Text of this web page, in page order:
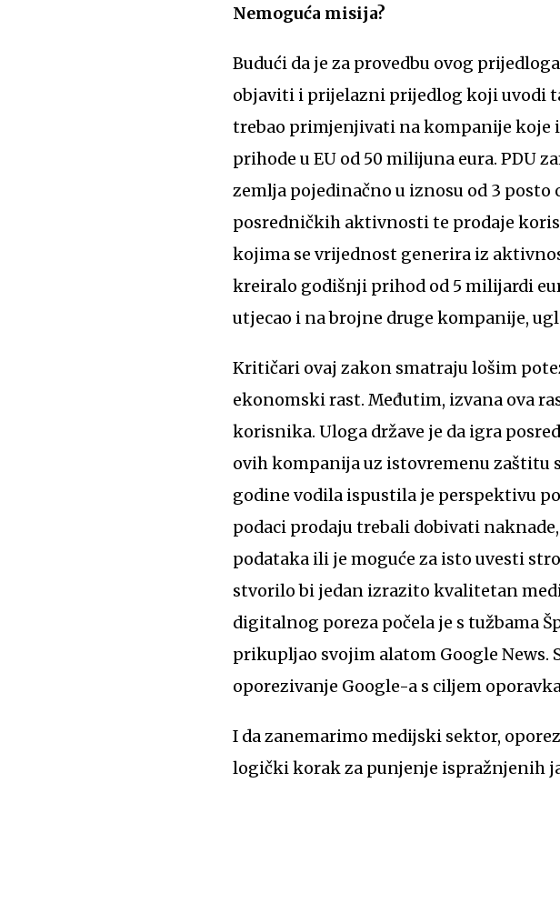
Nemoguća misija?
Budući da je za provedbu ovog
objaviti i prijelazni prijedlog koji uvodi
trebao primjenjivati na kompanije koje
prihode u EU od 50 milijuna eura. PDU
zemlja pojedinačno u iznosu od 3
posredničkih aktivnosti te prodaje
kojima se vrijednost generira iz
kreiralo godišnji prihod od 5 milijardi
utjecao i na brojne druge kompanije,
Kritičari ovaj zakon smatraju lošim
ekonomski rast. Međutim, izvana ova
korisnika. Uloga države je da igra
ovih kompanija uz istovremenu zaštitu
godine vodila ispustila je perspektivu
podaci prodaju trebali dobivati
podataka ili je moguće za isto uvesti
stvorilo bi jedan izrazito kvalitetan
digitalnog poreza počela je s tužbama
prikupljao svojim alatom Google News.
oporezivanje Google-a s ciljem
I da zanemarimo medijski sektor,
logički korak za punjenje ispražnjenih